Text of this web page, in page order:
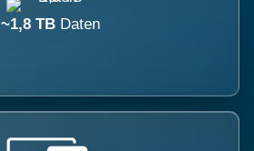
~1,8 TB Daten